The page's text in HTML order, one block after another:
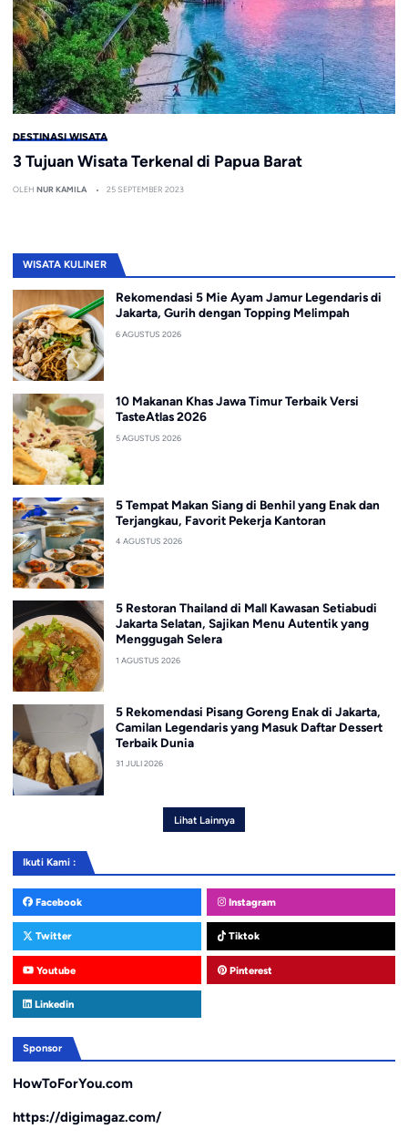
DESTINASI WISATA
3 Tujuan Wisata Terkenal di Papua Barat
OLEH NUR KAMILA 25 SEPTEMBER 2023
WISATA KULINER
Rekomendasi 5 Mie Ayam Jamur Legendaris di
Jakarta, Gurih dengan Topping Melimpah
6 AGUSTUS 2026
10 Makanan Khas Jawa Timur Terbaik Versi
TasteAtlas 2026
5 AGUSTUS 2026
5 Tempat Makan Siang di Benhil yang Enak dan
Terjangkau, Favorit Pekerja Kantoran
4 AGUSTUS 2026
5 Restoran Thailand di Mall Kawasan Setiabudi
Jakarta Selatan, Sajikan Menu Autentik yang
Menggugah Selera
1 AGUSTUS 2026
5 Rekomendasi Pisang Goreng Enak di Jakarta,
Camilan Legendaris yang Masuk Daftar Dessert
Terbaik Dunia
31 JULI 2026
Lihat Lainnya
Ikuti Kami :
Facebook Instagram
Twitter Tiktok
Youtube Pinterest
Linkedin
Sponsor
HowToForYou.com
https://digimagaz.com/